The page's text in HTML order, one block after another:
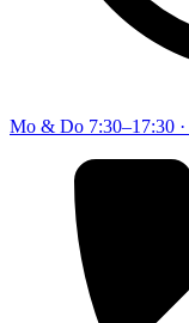
Mo & Do 7:30–17:30 ·